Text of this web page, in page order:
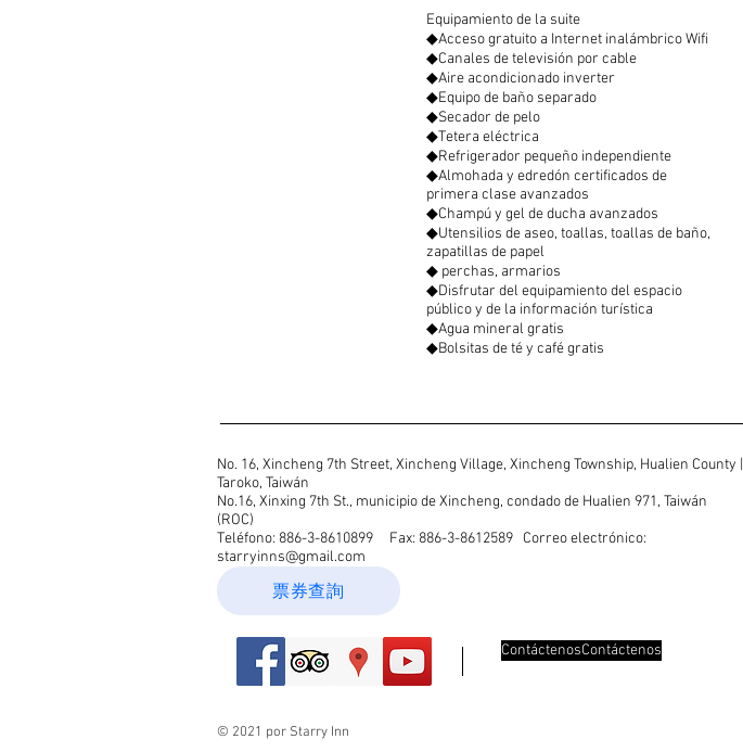
Equipamiento de la suite
◆Acceso gratuito a Internet inalámbrico Wifi
◆Canales de televisión por cable
◆Aire acondicionado inverter
◆Equipo de baño separado
◆Secador de pelo
◆Tetera eléctrica
◆Refrigerador pequeño independiente
◆Almohada y edredón certificados de
primera clase avanzados
◆Champú y gel de ducha avanzados
◆Utensilios de aseo, toallas, toallas de baño,
zapatillas de papel
◆ perchas, armarios
◆Disfrutar del equipamiento del espacio
público y de la información turística
◆Agua mineral gratis
◆Bolsitas de té y café gratis
No. 16, Xincheng 7th Street, Xincheng Village, Xincheng Township, Hualien County |
Taroko, Taiwán
No.16, Xinxing 7th St., municipio de Xincheng, condado de Hualien 971, Taiwán
(ROC)
Teléfono: 886-3-8610899 Fax: 886-3-8612589 Correo electrónico:
starryinns@gmail.com
票券查詢
ContáctenosContáctenos
© 2021 por Starry Inn